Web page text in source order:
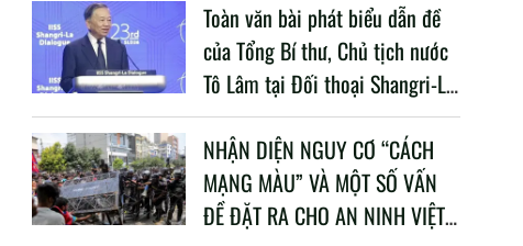
Toàn văn bài phát biểu dẫn đề
của Tổng Bí thư, Chủ tịch nước
Tô Lâm tại Đối thoại Shangri-La
lần thứ 23
NHẬN DIỆN NGUY CƠ “CÁCH
MẠNG MÀU” VÀ MỘT SỐ VẤN
ĐỀ ĐẶT RA CHO AN NINH VIỆT